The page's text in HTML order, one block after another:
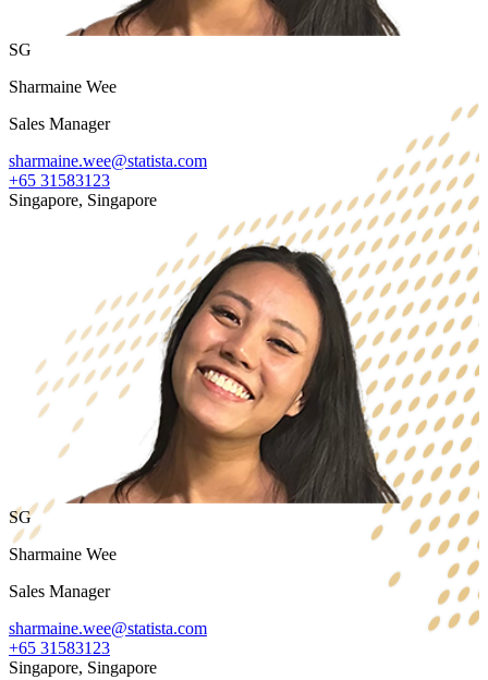
SG
Sharmaine Wee
Sales Manager
sharmaine.wee@statista.com
+65 31583123
Singapore, Singapore
SG
Sharmaine Wee
Sales Manager
sharmaine.wee@statista.com
+65 31583123
Singapore, Singapore